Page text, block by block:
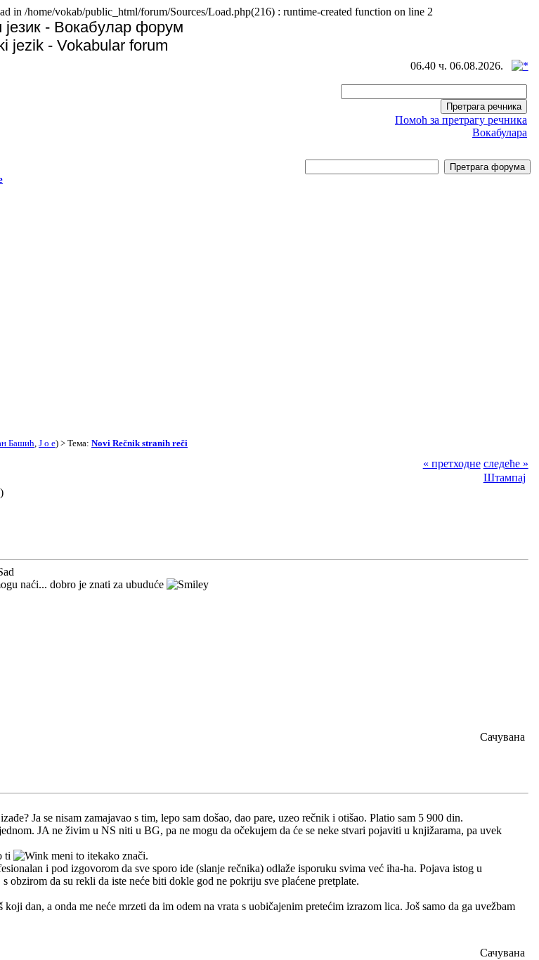
in /home/vokab/public_html/forum/Sources/Load.php(216) : runtime-created function on line 2
језик - Вокабулар форум
jezik - Vokabular forum
06.40 ч. 06.08.2026.
Помоћ за претрагу речника
Вокабулара
Башић J o e) > Тема: Novi Rečnik stranih reči
« претходне следеће »
Штампај
naći... dobro je znati za ubuduće
Сачувана
Ja se nisam zamajavao s tim, lepo sam došao, dao pare, uzeo rečnik i otišao. Platio sam 5 900 din.
JA ne živim u NS niti u BG, pa ne mogu da očekujem da će se neke stvari pojaviti u knjižarama, pa uvek
ti
meni to itekako znači.
i pod izgovorom da sve sporo ide (slanje rečnika) odlaže isporuku svima već iha-ha. Pojava istog u
da su rekli da iste neće biti dokle god ne pokriju sve plaćene pretplate.
dan, a onda me neće mrzeti da im odem na vrata s uobičajenim pretećim izrazom lica. Još samo da ga uvežbam
Сачувана